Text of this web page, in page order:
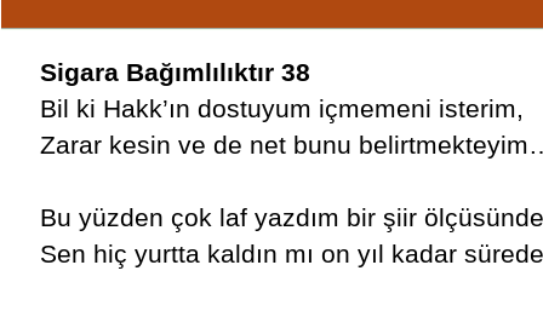
Sigara Bağımlılıktır 38
Bil ki Hakk’ın dostuyum içmemeni isterim,
Zarar kesin ve de net bunu
Bu yüzden çok laf yazdım bir şiir
Sen hiç yurtta kaldın mı on yıl kadar